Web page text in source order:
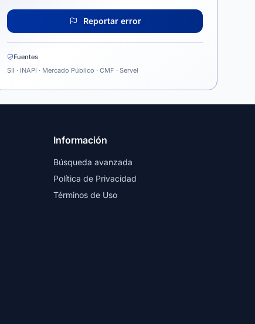
Reportar error
Fuentes
SII · INAPI · Mercado Público · CMF · Servel
Información
Búsqueda avanzada
Política de Privacidad
Términos de Uso